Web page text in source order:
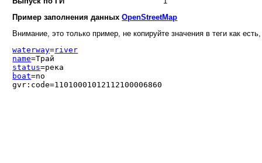
Пример заполнения данныхOpenStreetMap
Внимание, это только пример, не копируйте значения в теги как
waterway=river
name=Трай
status=река
boat=no
gvr:code=11010001012112100006860